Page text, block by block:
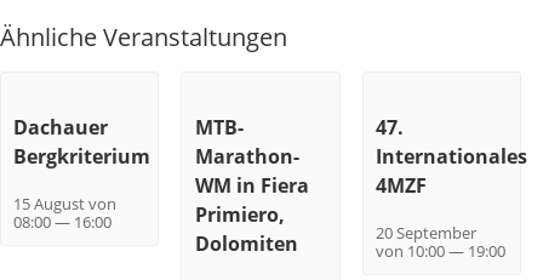
Ähnliche Veranstaltungen
Dachauer
Bergkriterium
15 August von
08:00— 16:00
MTB-
Marathon-
WM in Fiera
Primiero,
Dolomiten
47.
Internationales
4MZF
20 September
von 10:00— 19:00